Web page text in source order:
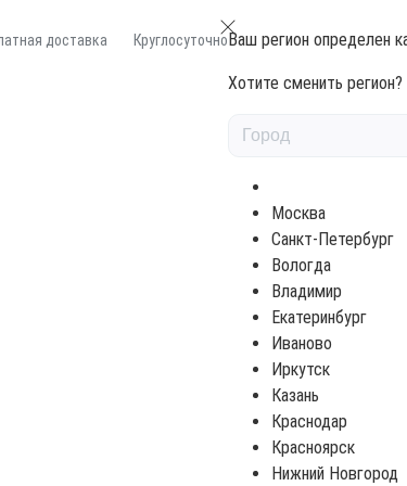
доставка КруглосуточноВаш регион определен
Хотите сменить
Москва
Санкт-Петербург
Вологда
Владимир
Екатеринбург
Иваново
Иркутск
Казань
Краснодар
Красноярск
Нижний Новгород
потолков 470 Bienenwachslasur (под заказ) 470 Песочный 0,045л
470
Цена по